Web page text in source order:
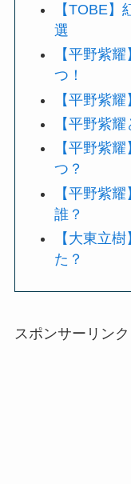
【TOBE
選
【平野紫
つ！
【平野紫
【平野紫
【平野紫
つ？
【平野紫
誰？
【大東立
た？
スポンサーリンク